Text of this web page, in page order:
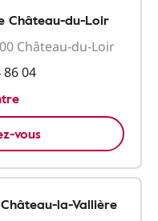
Château-du-Loir
Château-du-Loir
86 04
vous
la-Vallière